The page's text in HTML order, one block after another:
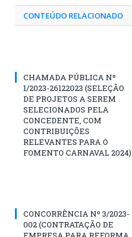
CONTEÚDO RELACIONADO
CHAMADA PÚBLICA Nº
1/2023-26122023 (SELEÇÃO
DE PROJETOS A SEREM
SELECIONADOS PELA
CONCEDENTE, COM
CONTRIBUIÇÕES
RELEVANTES PARA O
FOMENTO CARNAVAL 2024)
CONCORRÊNCIA Nº 3/2023-
002 (CONTRATAÇÃO DE